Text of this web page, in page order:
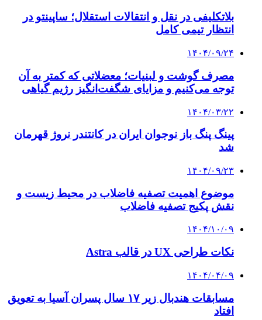
بلاتکلیفی در نقل و انتقالات استقلال؛ ساپینتو در
انتظار تیمی کامل
۱۴۰۴/۰۹/۲۴
مصرف گوشت و لبنیات؛ معضلاتی که کمتر به آن
توجه می‌کنیم و مزایای شگفت‌انگیز رژیم گیاهی
۱۴۰۴/۰۳/۲۲
پینگ پنگ باز نوجوان ایران در کانتندر نروژ قهرمان
شد
۱۴۰۴/۰۹/۲۳
موضوع اهمیت تصفیه فاضلاب در محیط زیست و
نقش پکیج تصفیه فاضلاب
۱۴۰۴/۱۰/۰۹
نکات طراحی UX در قالب Astra
۱۴۰۴/۰۴/۰۹
مسابقات هندبال زیر ۱۷ سال پسران آسیا به تعویق
افتاد